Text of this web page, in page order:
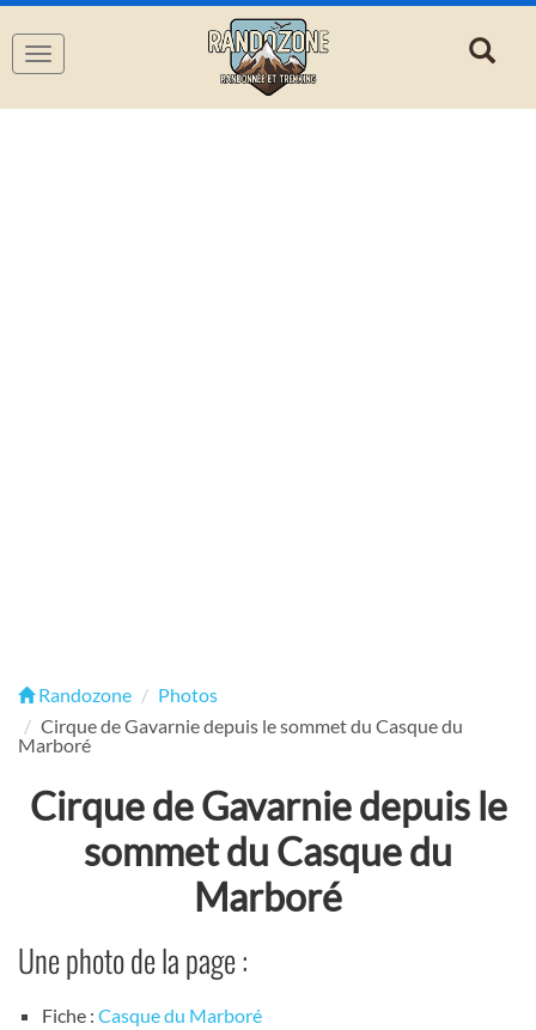
Navigation
Randozone
Photos
Cirque de Gavarnie depuis le sommet du Casque du
Marboré
Cirque de Gavarnie depuis le
sommet du Casque du
Marboré
Une photo de la page :
Fiche : Casque du Marboré